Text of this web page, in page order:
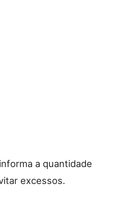
a quantidade
excessos.